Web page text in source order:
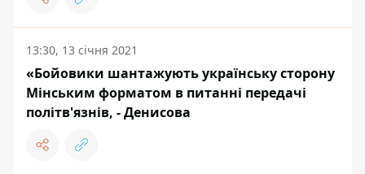
13:30, 13 січня 2021
«Бойовики шантажують українську сторону
Мінським форматом в питанні передачі
політв'язнів, - Денисова